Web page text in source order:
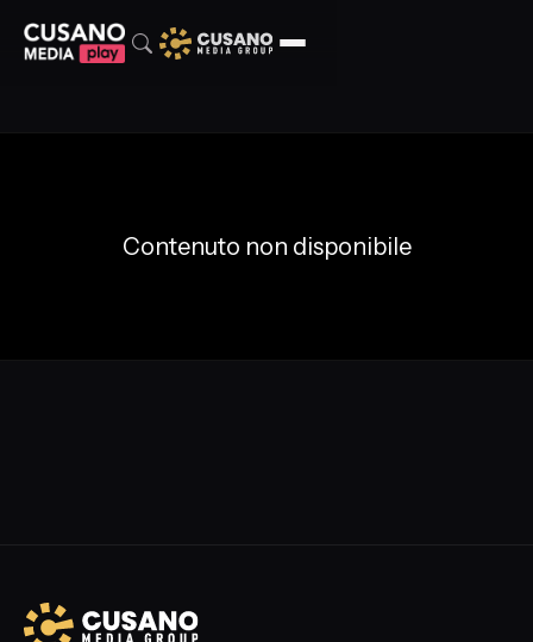
Contenuto non disponibile